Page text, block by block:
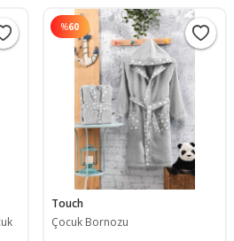
%60
Touch
Çocuk Bornozu